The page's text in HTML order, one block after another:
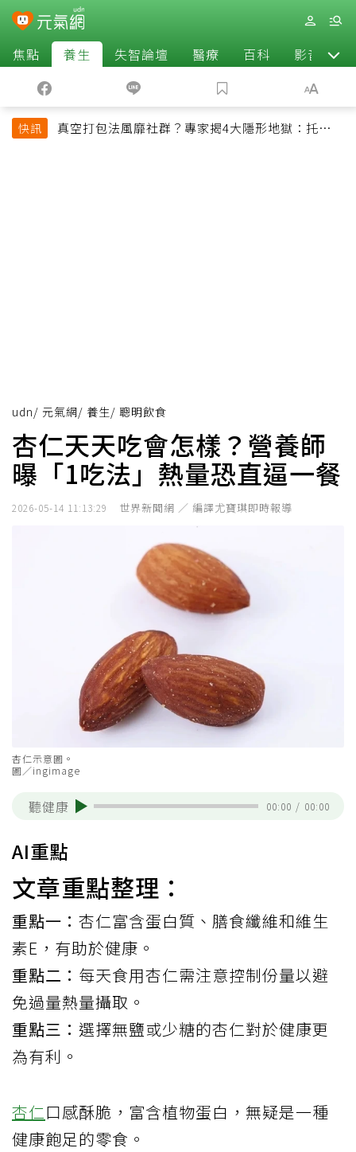
焦點 養生 失智論壇 醫療 百科 影音
快訊
真空打包法風靡社群？專家揭4大隱形地獄：托運恐
udn/ 元氣網/ 養生/ 聰明飲食
杏仁天天吃會怎樣？營養師
曝「1吃法」熱量恐直逼一餐
2026-05-14 11:13:29 世界新聞網 ／ 編譯尤寶琪即時報導
杏仁示意圖。
圖／ingimage
聽健康 00:00 / 00:00
AI重點
文章重點整理：
重點一： 杏仁富含蛋白質、膳食纖維和維生
素E，有助於健康。
重點二： 每天食用杏仁需注意控制份量以避
免過量熱量攝取。
重點三： 選擇無鹽或少糖的杏仁對於健康更
為有利。
杏仁口感酥脆，富含植物蛋白，無疑是一種
健康飽足的零食。